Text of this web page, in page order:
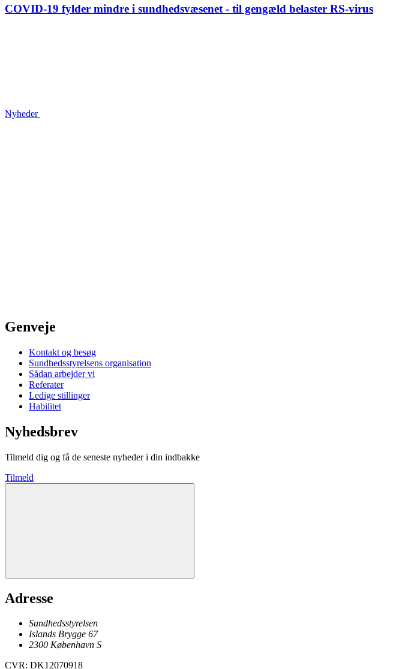
COVID-19 fylder mindre i sundhedsvæsenet - til gengæld belaster RS-virus
Nyheder
Genveje
Kontakt og besøg
Sundhedsstyrelsens organisation
Sådan arbejder vi
Referater
Ledige stillinger
Habilitet
Nyhedsbrev
Tilmeld dig og få de seneste nyheder i din indbakke
Tilmeld
Adresse
Sundhedsstyrelsen
Islands Brygge 67
2300 København S
CVR: DK12070918